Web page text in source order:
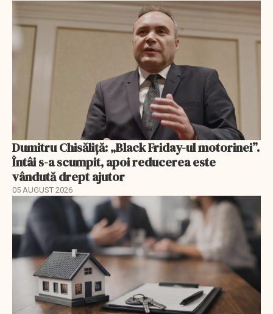
Dumitru Chisăliță: „Black Friday-ul motorinei”.
Întâi s-a scumpit, apoi reducerea este
vândută drept ajutor
05 AUGUST 2026